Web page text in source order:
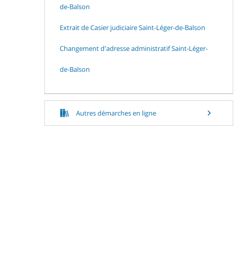
de-Balson
Extrait de Casier judiciaire Saint-Léger-de-Balson
Changement d'adresse administratif Saint-Léger-
de-Balson
Autres démarches en ligne